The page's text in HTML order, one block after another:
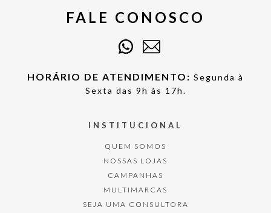
FALE CONOSCO
HORÁRIO DE ATENDIMENTO: Segunda à
Sexta das 9h às 17h.
INSTITUCIONAL
QUEM SOMOS
NOSSAS LOJAS
CAMPANHAS
MULTIMARCAS
SEJA UMA CONSULTORA